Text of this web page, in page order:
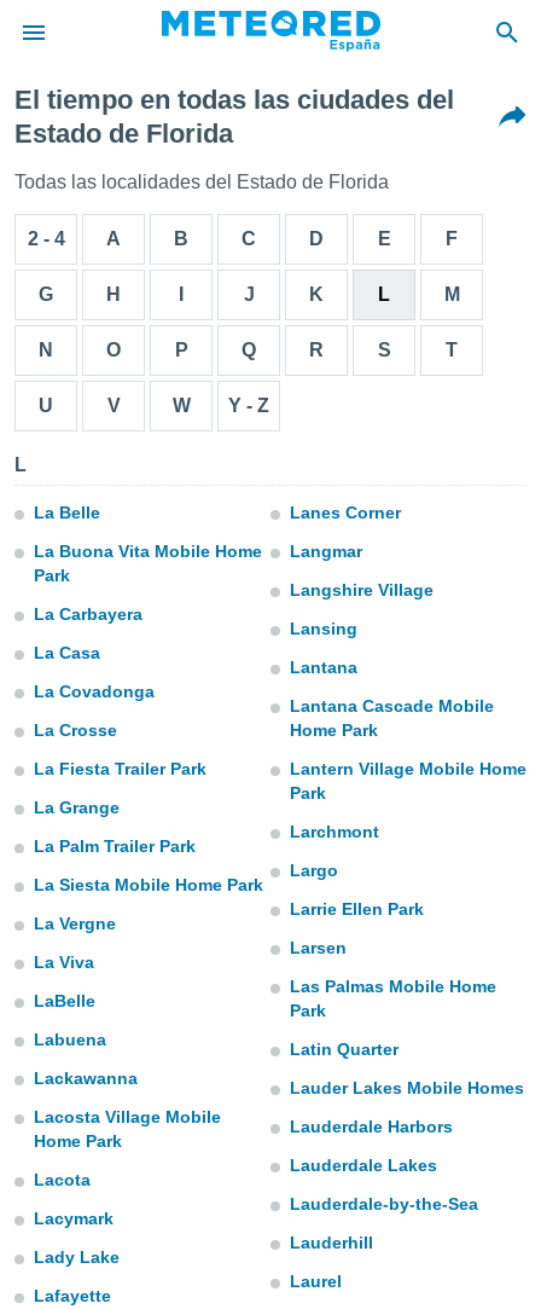
de
por
para
la
que se
calidad.
las
y
basada
contenido
la
todas
nuestros
y análisis
así como
y
en
nuestra
ACEPTAR
CONFIGURACIÓN
El tiempo en todas las ciudades del
Estado de Florida
Todas las localidades del Estado de Florida
2 - 4 A B C D E F
G H J K L M
N O P Q R S T
U V W Y - Z
L
La Belle
La Buona Vita Mobile Home
Park
La Carbayera
La Casa
La Covadonga
La Crosse
La Fiesta Trailer Park
La Grange
La Palm Trailer Park
La Siesta Mobile Home Park
La Vergne
La Viva
LaBelle
Labuena
Lackawanna
Lacosta Village Mobile
Home Park
Lacota
Lacymark
Lady Lake
Lafayette
Lanes Corner
Langmar
Langshire Village
Lansing
Lantana
Lantana Cascade Mobile
Home Park
Lantern Village Mobile Home
Park
Larchmont
Largo
Larrie Ellen Park
Larsen
Las Palmas Mobile Home
Park
Latin Quarter
Lauder Lakes Mobile Homes
Lauderdale Harbors
Lauderdale Lakes
Lauderdale-by-the-Sea
Lauderhill
Laurel